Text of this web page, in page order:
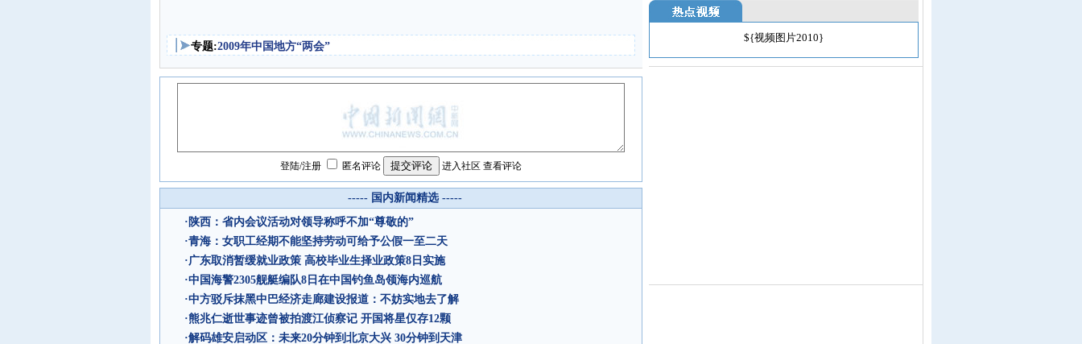
专题:2009年中国地方“两会”
登陆/注册 匿名评论 进入社区 查看评论
----- 国内新闻精选 -----
· 陕西：省内会议活动对领导称呼不加“尊敬的”
·青海：女职工经期不能坚持劳动可给予公假一至二天
·广东取消暂缓就业政策 高校毕业生择业政策8日实施
·中国海警2305舰艇编队8日在中国钓鱼岛领海内巡航
·中方驳斥抹黑中巴经济走廊建设报道：不妨实地去了解
·熊兆仁逝世事迹曾被拍渡江侦察记 开国将星仅存12颗
·解码雄安启动区：未来20分钟到北京大兴 30分钟到天津
${视频图片2010}